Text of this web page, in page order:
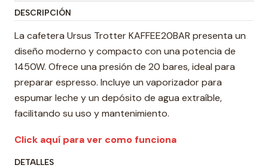
DESCRIPCIÓN
La cafetera Ursus Trotter KAFFEE20BAR presenta un
diseño moderno y compacto con una potencia de
1450W. Ofrece una presión de 20 bares, ideal para
preparar espresso. Incluye un vaporizador para
espumar leche y un depósito de agua extraíble,
facilitando su uso y mantenimiento.
Click aquí para ver como funciona
DETALLES